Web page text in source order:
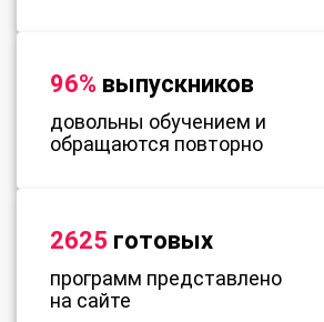
96% выпускников
довольны обучением и
обращаются повторно
2625 готовых
программ представлено
на сайте